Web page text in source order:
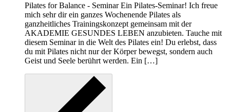
Pilates for Balance - Seminar Ein Pilates-Seminar! Ich freue
mich sehr dir ein ganzes Wochenende Pilates als
ganzheitliches Trainingskonzept gemeinsam mit der
AKADEMIE GESUNDES LEBEN anzubieten. Tauche mit
diesem Seminar in die Welt des Pilates ein! Du erlebst, dass
du mit Pilates nicht nur der Körper bewegst, sondern auch
Geist und Seele berührt werden. Ein […]